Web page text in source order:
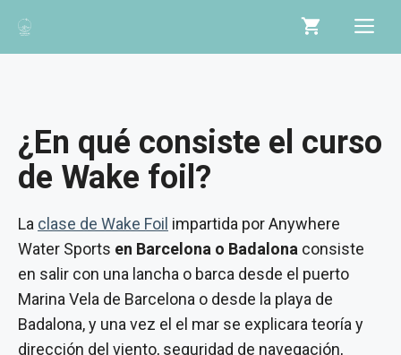
¿En qué consiste el curso
de Wake foil?
La clase de Wake Foil impartida por Anywhere
Water Sports en Barcelona o Badalona consiste
en salir con una lancha o barca desde el puerto
Marina Vela de Barcelona o desde la playa de
Badalona, y una vez el el mar se explicara teoría y
dirección del viento, seguridad de navegación,